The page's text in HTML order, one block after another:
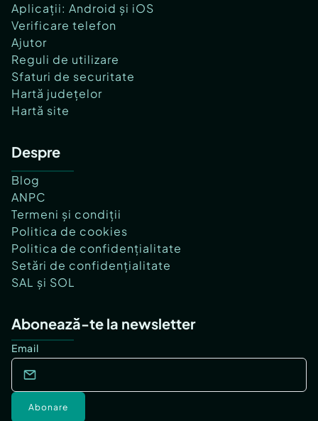
Aplicații: Android și iOS
Verificare telefon
Ajutor
Reguli de utilizare
Sfaturi de securitate
Hartă județelor
Hartă site
Despre
Blog
ANPC
Termeni și condiții
Politica de cookies
Politica de confidențialitate
Setări de confidențialitate
SAL și SOL
Abonează-te la newsletter
Email
Abonare